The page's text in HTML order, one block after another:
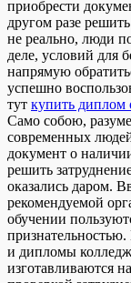
приобрести
другом разе
не реально, люди
деле, условий для
напрямую
успешно
тут купить диплом
Само собою,
современных
документ о
решить
оказались даром.
рекомендуемой
обучении
и дипломы
изготавливаются